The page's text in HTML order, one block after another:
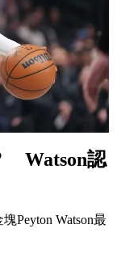
Watson認
Peyton Watson最